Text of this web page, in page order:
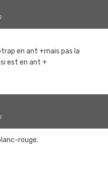
en ant +mais pas la
est en ant +
rouge.